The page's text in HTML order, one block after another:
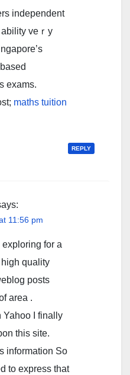
independent
veｒy
exams.
maths tuition
REPLY
11:56 pm
exploring for a
high quality
posts
area .
Yahoo I finally
this site.
information So
to express that